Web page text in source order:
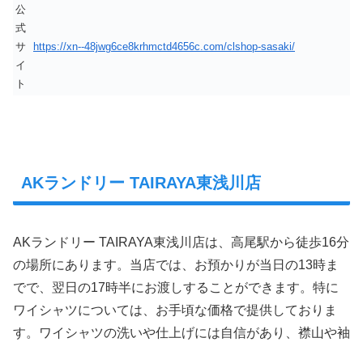
公
式
サ
イ
ト
https://xn--48jwg6ce8krhmctd4656c.com/clshop-sasaki/
AKランドリー TAIRAYA東浅川店
AKランドリー TAIRAYA東浅川店は、高尾駅から徒歩16分
の場所にあります。当店では、お預かりが当日の13時ま
でで、翌日の17時半にお渡しすることができます。特に
ワイシャツについては、お手頃な価格で提供しておりま
す。ワイシャツの洗いや仕上げには自信があり、襟山や袖